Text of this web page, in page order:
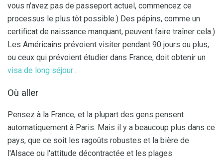
vous n'avez pas de passeport actuel, commencez ce
processus le plus tôt possible.) Des pépins, comme un
certificat de naissance manquant, peuvent faire traîner cela.)
Les Américains prévoient visiter pendant 90 jours ou plus,
ou ceux qui prévoient étudier dans France, doit obtenir un
visa de long séjour .
Où aller
Pensez à la France, et la plupart des gens pensent
automatiquement à Paris. Mais il y a beaucoup plus dans ce
pays, que ce soit les ragoûts robustes et la bière de
l'Alsace ou l'attitude décontractée et les plages